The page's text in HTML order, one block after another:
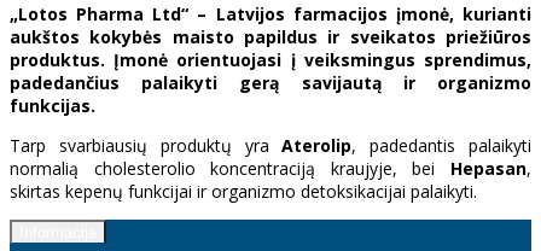
„Lotos Pharma Ltd“ – Latvijos farmacijos įmonė, kurianti
aukštos kokybės maisto papildus ir sveikatos priežiūros
produktus. Įmonė orientuojasi į veiksmingus sprendimus,
padedančius palaikyti gerą savijautą ir organizmo
funkcijas.
Tarp svarbiausių produktų yraAterolip, padedantis palaikyti
normalią cholesterolio koncentraciją kraujyje, bei Hepasan,
skirtas kepenų funkcijai ir organizmo detoksikacijai palaikyti.